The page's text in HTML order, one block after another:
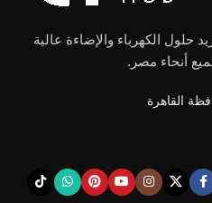
حلول الكهرباء والإضاءة عالية
أنحاء مصر.